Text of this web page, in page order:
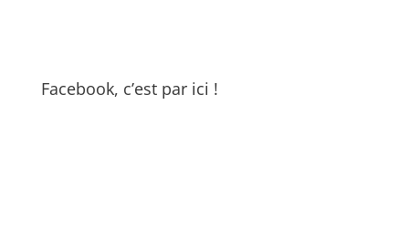
Facebook, c’est par ici !